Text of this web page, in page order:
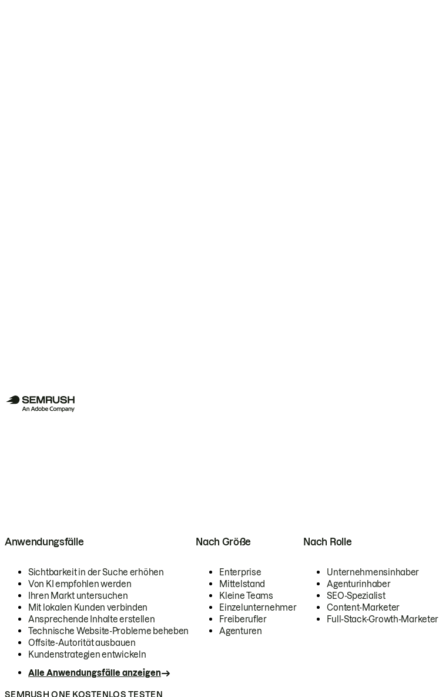
Anwendungsfälle
Sichtbarkeit in der Suche erhöhen
Von KI empfohlen werden
Ihren Markt untersuchen
Mit lokalen Kunden verbinden
Ansprechende Inhalte erstellen
Technische Website-Probleme beheben
Offsite-Autorität ausbauen
Kundenstrategien entwickeln
Alle Anwendungsfälle anzeigen
Nach Größe
Enterprise
Mittelstand
Kleine Teams
Einzelunternehmer
Freiberufler
Agenturen
Nach Rolle
Unternehmensinhaber
Agenturinhaber
SEO-Spezialist
Content-Marketer
Full-Stack-Growth-Marketer
SEMRUSH ONE KOSTENLOS TESTEN